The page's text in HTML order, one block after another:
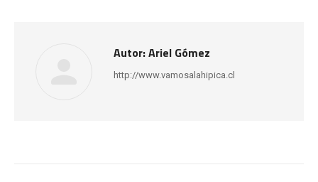
Autor:Ariel Gómez
http://www.vamosalahipica.cl